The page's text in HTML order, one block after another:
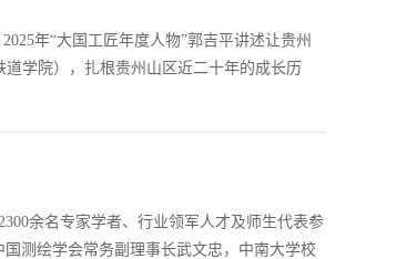
年“大国工匠年度人物”郭吉平讲述让贵州
学院），扎根贵州山区近二十年的成长历
余名专家学者、行业领军人才及师生代表参
测绘学会常务副理事长武文忠，中南大学校